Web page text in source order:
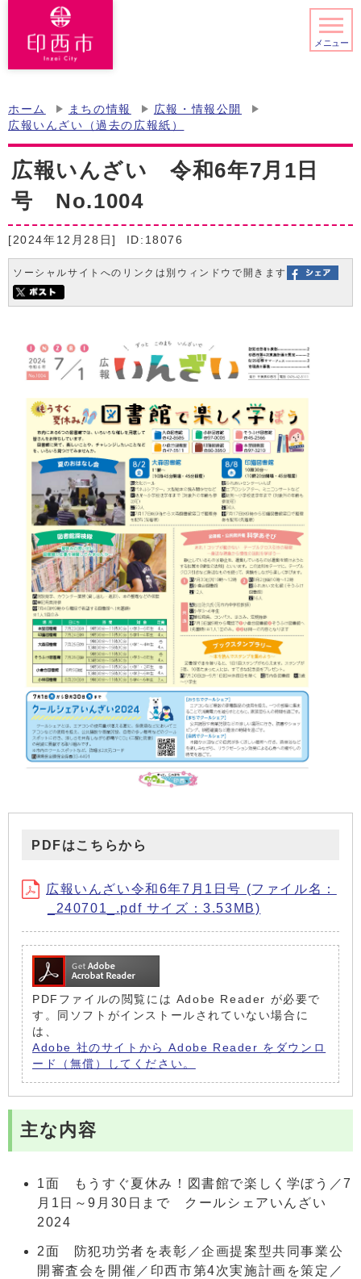
メニュー
ホーム まちの情報
広報・情報公開
広報いんざい（過去の広報紙）
広報いんざい 令和6年7月1日
号 No.1004
[2024年12月28日] ID:18076
ソーシャルサイトへのリンクは別ウィンドウで開きます
PDFはこちらから
広報いんざい令和6年7月1日号 (ファイル名：
_240701_.pdf サイズ：3.53MB)
PDFファイルの閲覧には Adobe Reader が必要で
す。同ソフトがインストールされていない場合に
は、
Adobe 社のサイトから Adobe Reader をダウンロ
ード（無償）してください。
主な内容
1面 もうすぐ夏休み！図書館で楽しく学ぼう／7
月1日～9月30日まで クールシェアいんざい
2024
2面 防犯功労者を表彰／企画提案型共同事業公
開審査会を開催／印西市第4次実施計画を策定／